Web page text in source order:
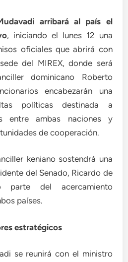
arribará al país el
, iniciando el lunes 12 una
oficiales que abrirá con
del MIREX, donde será
dominicano Roberto
encabezarán una
políticas destinada a
entre ambas naciones y
de cooperación.
keniano sostendrá una
del Senado, Ricardo de
parte del acercamiento
países.
estratégicos
se reunirá con el ministro